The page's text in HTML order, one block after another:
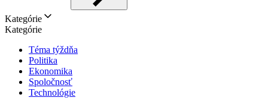
Kategórie
Kategórie
Téma týždňa
Politika
Ekonomika
Spoločnosť
Technológie